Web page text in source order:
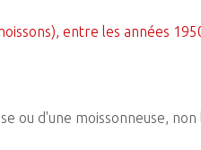
ou d'une moissonneuse,